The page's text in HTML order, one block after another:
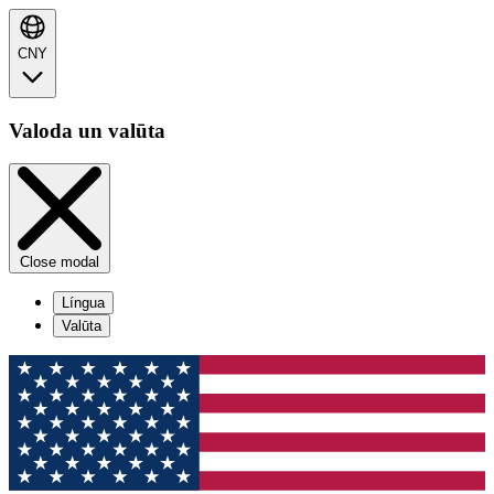
CNY
Valoda un valūta
Close modal
Língua
Valūta